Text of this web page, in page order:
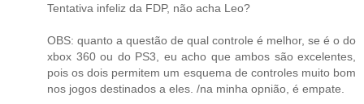
Tentativa infeliz da FDP, não acha Leo?
OBS: quanto a questão de qual controle é melhor, se é o do
xbox 360 ou do PS3, eu acho que ambos são excelentes,
pois os dois permitem um esquema de controles muito bom
nos jogos destinados a eles. /na minha opnião, é empate.